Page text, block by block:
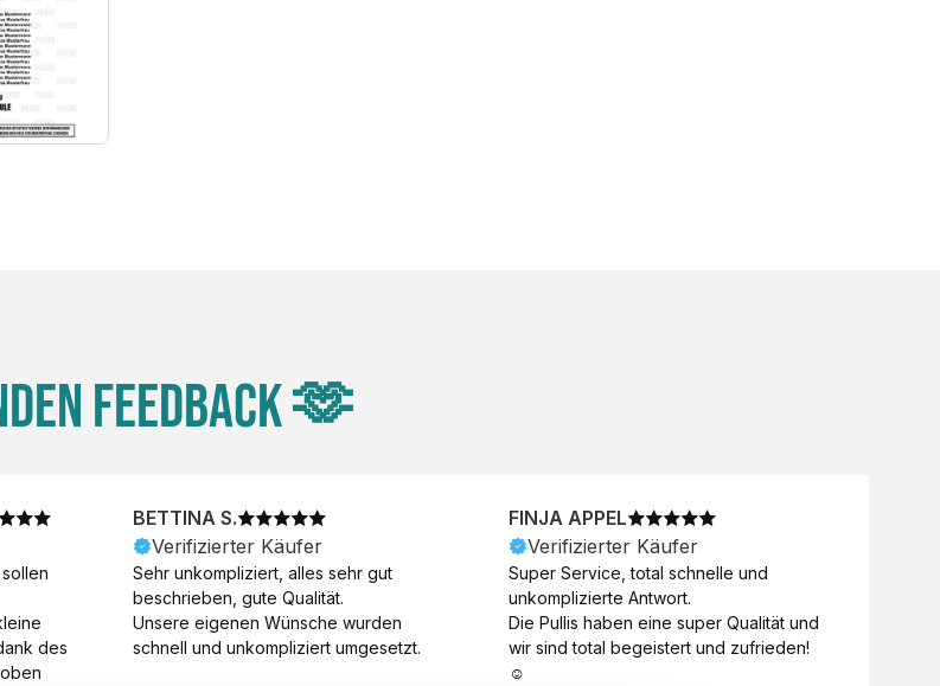
Feedback 🫶
des
BETTINA S.
Verifizierter Käufer
Sehr unkompliziert, alles sehr gut
beschrieben, gute Qualität.
Unsere eigenen Wünsche wurden
schnell und unkompliziert umgesetzt.
FINJA APPEL
Verifizierter Käufer
Super Service, total schnelle und
unkomplizierte Antwort.
Die Pullis haben eine super Qualität und
wir sind total begeistert und zufrieden!
☺️